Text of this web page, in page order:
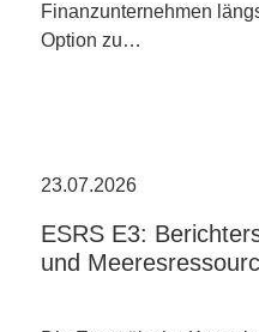
Finanzunternehmen
Option zu…
23.07.2026
ESRS E3:
und